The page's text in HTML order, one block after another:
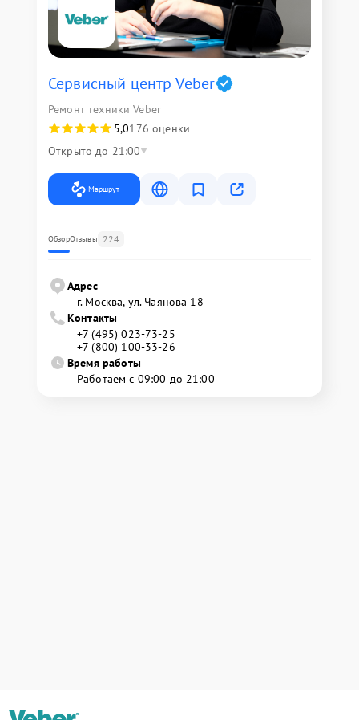
Сервисный центр Veber
Ремонт техники Veber
5,0176 оценки
Открыто до 21:00
Маршрут
ОбзорОтзывы 224
Адрес
г. Москва, ул. Чаянова 18
Контакты
+7 (495) 023-73-25
+7 (800) 100-33-26
Время работы
Работаем с 09:00 до 21:00